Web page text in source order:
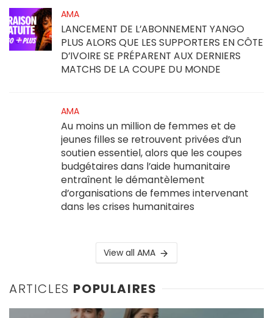
AMA
LANCEMENT DE L’ABONNEMENT YANGO
PLUS ALORS QUE LES SUPPORTERS EN CÔTE
D’IVOIRE SE PRÉPARENT AUX DERNIERS
MATCHS DE LA COUPE DU MONDE
AMA
Au moins un million de femmes et de
jeunes filles se retrouvent privées d’un
soutien essentiel, alors que les coupes
budgétaires dans l’aide humanitaire
entraînent le démantèlement
d’organisations de femmes intervenant
dans les crises humanitaires
View all AMA
ARTICLES POPULAIRES